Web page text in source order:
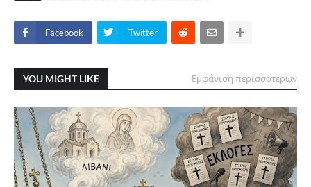
Facebook Twitter
YOU MIGHT LIKE Εμφάνιση περισσότερων